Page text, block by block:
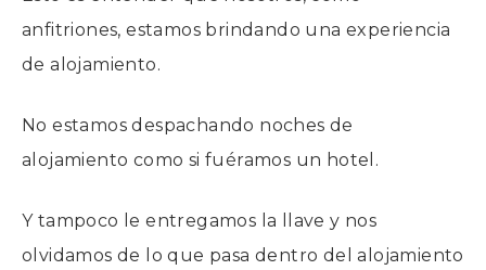
anfitriones, estamos brindando una experiencia
de alojamiento.
No estamos despachando noches de
alojamiento como si fuéramos un hotel.
Y tampoco le entregamos la llave y nos
olvidamos de lo que pasa dentro del alojamiento